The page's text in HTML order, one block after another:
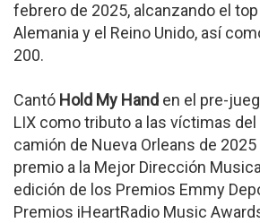
febrero de 2025, alcanzando el
Alemania y el Reino Unido, así
200.
Cantó Hold My Hand en el pre-
LIX como tributo a las víctimas
camión de Nueva Orleans de 2025
premio a la Mejor Dirección
edición de los Premios Emmy
Premios iHeartRadio Music